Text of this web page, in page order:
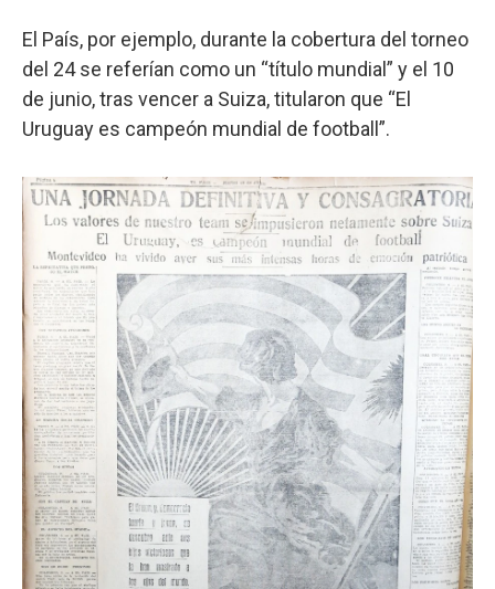
El País, por ejemplo, durante la cobertura del torneo
del 24 se referían como un “título mundial” y el 10
de junio, tras vencer a Suiza, titularon que “El
Uruguay es campeón mundial de football”.